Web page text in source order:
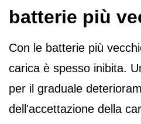
batterie più
Con le batterie più
carica è spesso inibita.
per il graduale
dell'accettazione della